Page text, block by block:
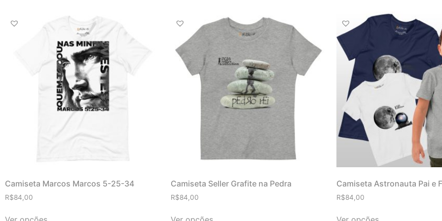
Camiseta Marcos Marcos 5-25-34
R$84,00
Camiseta Seller Grafite na Pedra
R$84,00
Camiseta Astronauta Pai e
R$84,00